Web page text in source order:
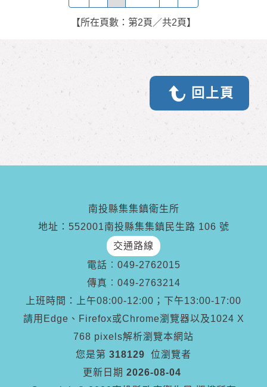
【所在頁數：第2頁／共2頁】
回上頁
南投縣集集鎮衛生所
地址：552001南投縣集集鎮民生路 106 號
交通路線
電話︰ 049-2762015
傳真︰ 049-2763214
上班時間：上午08:00-12:00；下午13:00-17:00
請用Edge、Firefox或Chrome瀏覽器以及1024 X
768 pixels解析瀏覽本網站
您是第 318129
位瀏覽者
更新日期 2026-08-04